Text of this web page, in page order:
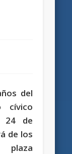
del
cívico
24 de
de los
plaza